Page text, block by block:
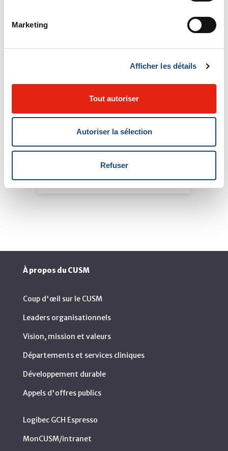
Marketing
Afficher les détails
Tout autoriser
Autoriser la sélection
Refuser
Comment s'impliquer
Comment nous rejoindre
À propos du CUSM
Coup d'œil sur le CUSM
Leaders organisationnels
Vision, mission et valeurs
Départements et services cliniques
Développement durable
Appels d'offres publics
Logibec GCH Espresso
MonCUSM/intranet